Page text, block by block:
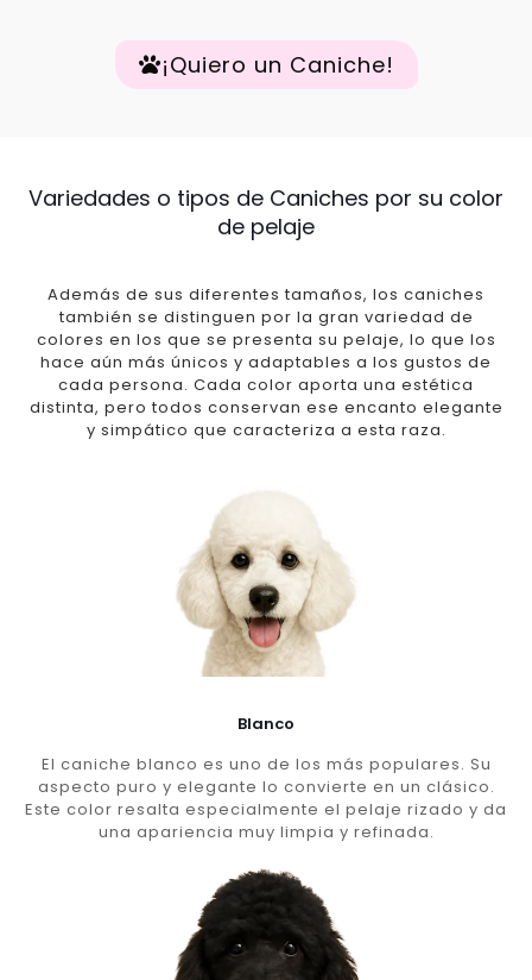
¡Quiero un Caniche!
Variedades o tipos de Caniches por su color
de pelaje
Además de sus diferentes tamaños, los caniches
también se distinguen por la gran variedad de
colores en los que se presenta su pelaje, lo que los
hace aún más únicos y adaptables a los gustos de
cada persona. Cada color aporta una estética
distinta, pero todos conservan ese encanto elegante
y simpático que caracteriza a esta raza.
Blanco
El caniche blanco es uno de los más populares. Su
aspecto puro y elegante lo convierte en un clásico.
Este color resalta especialmente el pelaje rizado y da
una apariencia muy limpia y refinada.